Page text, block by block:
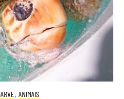
, ANIMAIS